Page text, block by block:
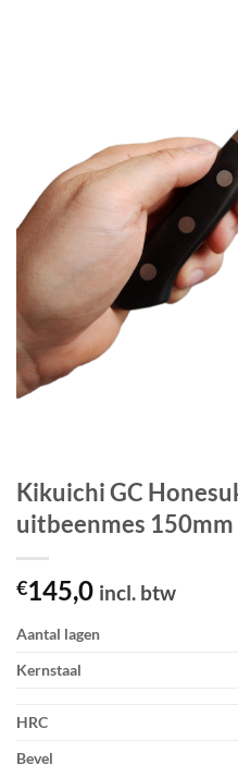
Kikuichi GC
uitbeenmes 150mm
€145,0 incl. btw
Aantal lagen
Kernstaal
HRC
Bevel